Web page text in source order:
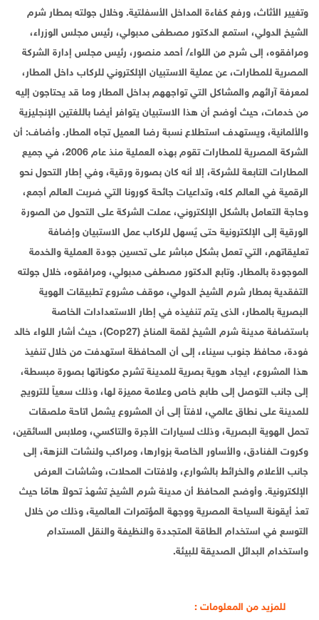
وتغيير الأثاث، ورفع كفاءة المداخل الأسفلتية. وخلال جولته بمطار شرم
الشيخ الدولي، استمع الدكتور مصطفى مدبولي، رئيس مجلس الوزراء،
ومرافقوه، إلى شرح من اللواء/ أحمد منصور، رئيس مجلس إدارة الشركة
المصرية للمطارات، عن عملية الاستبيان الإلكتروني للركاب داخل المطار،
لمعرفة آرائهم والمشاكل التي تواجههم بداخل المطار وما قد يحتاجون إليه
من خدمات، حيث أوضح أن هذا الاستبيان يتوافر أيضا باللغتين الإنجليزية
والألمانية، ويستهدف استطلاع نسبة رضا العميل تجاه المطار. وأضاف: أن
الشركة المصرية للمطارات تقوم بهذه العملية منذ عام 2006، في جميع
المطارات التابعة للشركة، إلا أنه كان بصورة ورقية، وفي إطار التحول نحو
الرقمية في العالم كله، وتداعيات جائحة كورونا التي ضربت العالم أجمع،
وحاجة التعامل بالشكل الإلكتروني، عملت الشركة على التحول من الصورة
الورقية إلى الإلكترونية حتى يٌسهل للركاب عمل الاستبيان وإضافة
تعليقاتهم، التي تعمل بشكل مباشر على تحسين جودة العملية والخدمة
الموجودة بالمطار. وتابع الدكتور مصطفى مدبولي، ومرافقوه، خلال جولته
التفقدية بمطار شرم الشيخ الدولي، موقف مشروع تطبيقات الهوية
البصرية بالمطار، الذى يتم تنفيذه في إطار الاستعدادات الخاصة
باستضافة مدينة شرم الشيخ لقمة المناخ (Cop27)، حيث أشار اللواء خالد
فودة، محافظ جنوب سيناء، إلى أن المحافظة استهدفت من خلال تنفيذ
هذا المشروع، ايجاد هوية بصرية للمدينة تشرح مكوناتها بصورة مبسطة،
إلى جانب التوصل إلى طابع خاص وعلامة مميزة لها، وذلك سعياً للترويج
للمدينة على نطاق عالمي، لافتاً إلى أن المشروع يشمل اتاحة ملصقات
تحمل الهوية البصرية، وذلك لسيارات الأجرة والتاكسي، وملابس السائقين،
وكروت الفنادق، والأساور الخاصة بزوارها، ومراكب ولنشات النزهة، إلى
جانب الأعلام والخرائط بالشوارع، ولافتات المحلات، وشاشات العرض
الإلكترونية. وأوضح المحافظ أن مدينة شرم الشيخ تشهدُ تحولاً هامًا حيث
تعدُ أيقونة السياحة المصرية ووجهة المؤتمرات العالمية، وذلك من خلال
التوسع في استخدام الطاقة المتجددة والنظيفة والنقل المستدام
واستخدام البدائل الصديقة للبيئة.
للمزيد من المعلومات :